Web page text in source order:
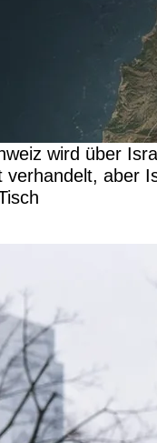
wird über
verhandelt, aber